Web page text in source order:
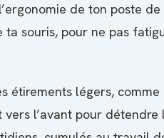
de ton poste
ta souris, pour ne pas
étirements légers,
l’avant pour détendre